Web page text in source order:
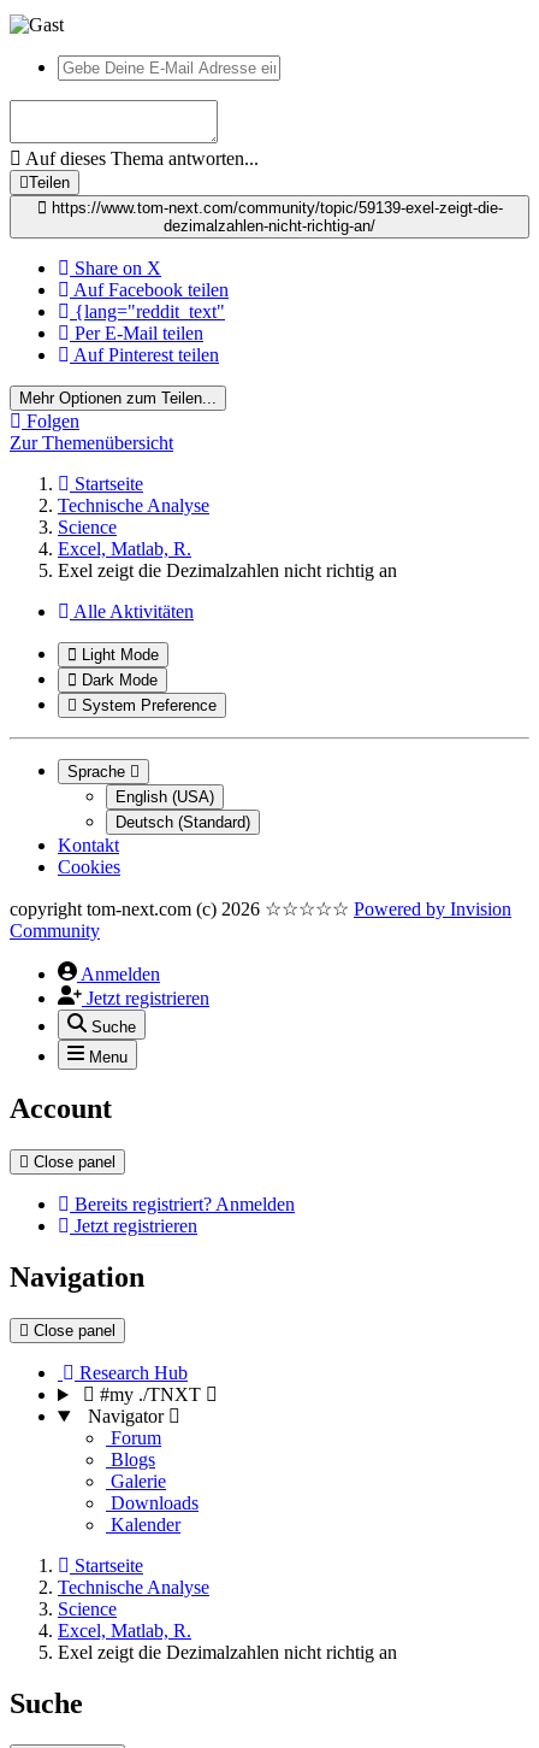
Auf dieses Thema antworten...
Teilen
https://www.tom-next.com/community/topic/59139-exel-zeigt-die-
dezimalzahlen-nicht-richtig-an/
Share on X
Auf Facebook teilen
{lang="reddit_text"
Per E-Mail teilen
Auf Pinterest teilen
Mehr Optionen zum Teilen...
Folgen
Zur Themenübersicht
Startseite
Technische Analyse
Science
Excel, Matlab, R.
Exel zeigt die Dezimalzahlen nicht richtig an
Alle Aktivitäten
Light Mode
Dark Mode
System Preference
Sprache
English (USA)
Deutsch (Standard)
Kontakt
Cookies
copyright tom-next.com (c) 2026 ☆☆☆☆☆ Powered by Invision
Community
Anmelden
Jetzt registrieren
Suche
Menu
Account
Close panel
Bereits registriert? Anmelden
Jetzt registrieren
Navigation
Close panel
Research Hub
#my ./TNXT
Navigator
Forum
Blogs
Galerie
Downloads
Kalender
Startseite
Technische Analyse
Science
Excel, Matlab, R.
Exel zeigt die Dezimalzahlen nicht richtig an
Suche